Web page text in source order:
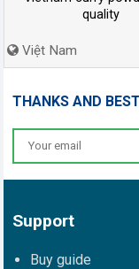
quality
Việt Nam
THANKS AND
Support
Buy guide